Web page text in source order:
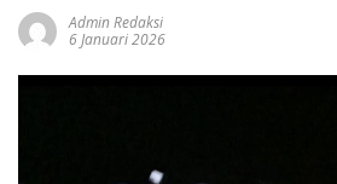
Admin Redaksi
6 Januari 2026